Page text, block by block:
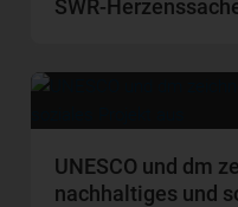
SWR-
UNESCO und dm
nachhaltiges und